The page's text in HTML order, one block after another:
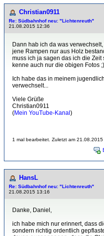
Christian0911
Re: Südbahnhof neu: "Lichtenreuth"
21.08.2015 12:36
Dann hab ich da was
jene Rampen nur aus Holz
muss ich ja sagen das ich die
kenne auch nur die obigen Fotos ;)
Ich habe das in meinem
verwechselt...
Viele Grüße
Christian0911
(Mein YouTube-Kanal )
1 mal bearbeitet. Zuletzt am 21.08.2015
HansL
Re: Südbahnhof neu: "Lichtenreuth"
21.08.2015 13:16
Danke, Daniel,
ich habe mich nur erinnert, dass
sondern richtig ordentlich